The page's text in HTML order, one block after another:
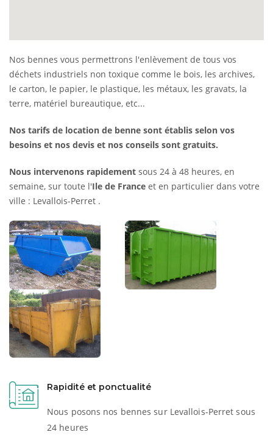
Nos bennes vous permettrons l'enlèvement de tous vos
déchets industriels non toxique comme le bois, les archives,
le carton, le papier, le plastique, les métaux, les gravats, la
terre, matériel bureautique, etc...
Nos tarifs de location de benne sont établis selon vos
besoins et nos devis et nos conseils sont gratuits.
Nous intervenons rapidement sous 24 à 48 heures, en
semaine, sur toute l'Ile de France et en particulier dans votre
ville : Levallois-Perret .
Rapidité et ponctualité
Nous posons nos bennes sur Levallois-Perret sous
24 heures